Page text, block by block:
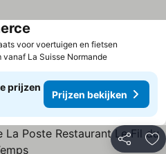
voor voertuigen en fietsen
vanaf La Suisse Normande
prijzen
Prijzen bekijken
Delen